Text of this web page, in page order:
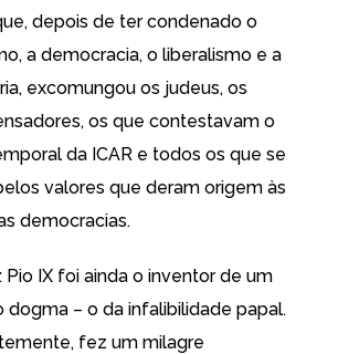
depois de ter condenado o
a democracia, o liberalismo e a
excomungou os judeus, os
os que contestavam o
da ICAR e todos os que se
valores que deram origem às
democracias.
Pio IX foi ainda o inventor de um
dogma – o da infalibilidade papal.
fez um milagre